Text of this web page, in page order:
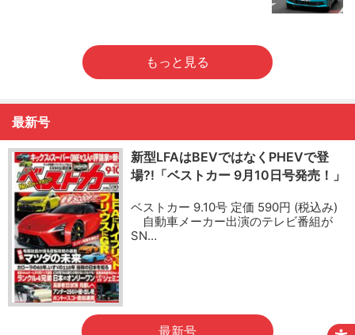
もっと見る
最新号
新型LFAはBEVではなくPHEVで登
場?!「ベストカー 9月10日号発売！」
ベストカー 9.10号 定価 590円 (税込み)
自動車メーカー出演のテレビ番組が
SN…
最新号